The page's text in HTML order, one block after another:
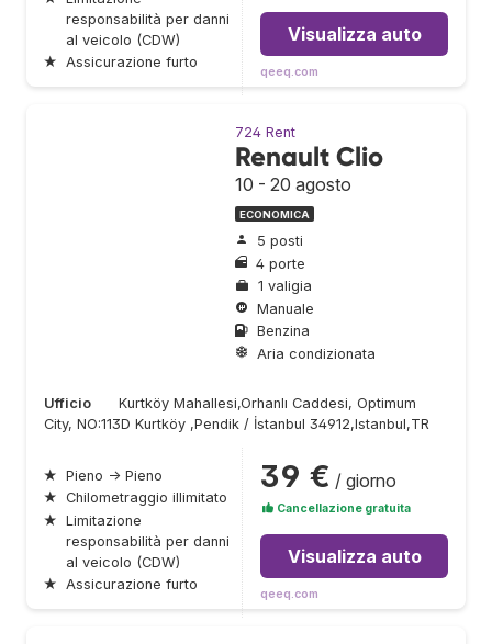
responsabilità per danni
al veicolo (CDW)
★ Assicurazione furto
Visualizza auto
qeeq.com
724 Rent
Renault Clio
10 - 20 agosto
ECONOMICA
5 posti
4 porte
1 valigia
Manuale
Benzina
Aria condizionata
Ufficio
Kurtköy Mahallesi,Orhanlı Caddesi, Optimum
City, NO:113D Kurtköy ,Pendik / İstanbul 34912,Istanbul,TR
★ Pieno → Pieno
★ Chilometraggio illimitato
★ Limitazione
responsabilità per danni
al veicolo (CDW)
★ Assicurazione furto
39 € / giorno
Cancellazione gratuita
Visualizza auto
qeeq.com